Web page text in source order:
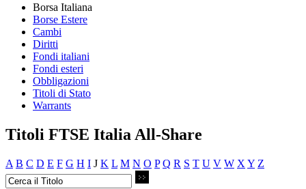
Borsa Italiana
Borse Estere
Cambi
Diritti
Fondi italiani
Fondi esteri
Obbligazioni
Titoli di Stato
Warrants
Titoli FTSE Italia All-Share
A B C D E F G H I J K L M N O P Q R S T U V W X Y Z